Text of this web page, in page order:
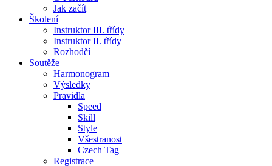
Jak začít
Školení
Instruktor III. třídy
Instruktor II. třídy
Rozhodčí
Soutěže
Harmonogram
Výsledky
Pravidla
Speed
Skill
Style
Všestranost
Czech Tag
Registrace